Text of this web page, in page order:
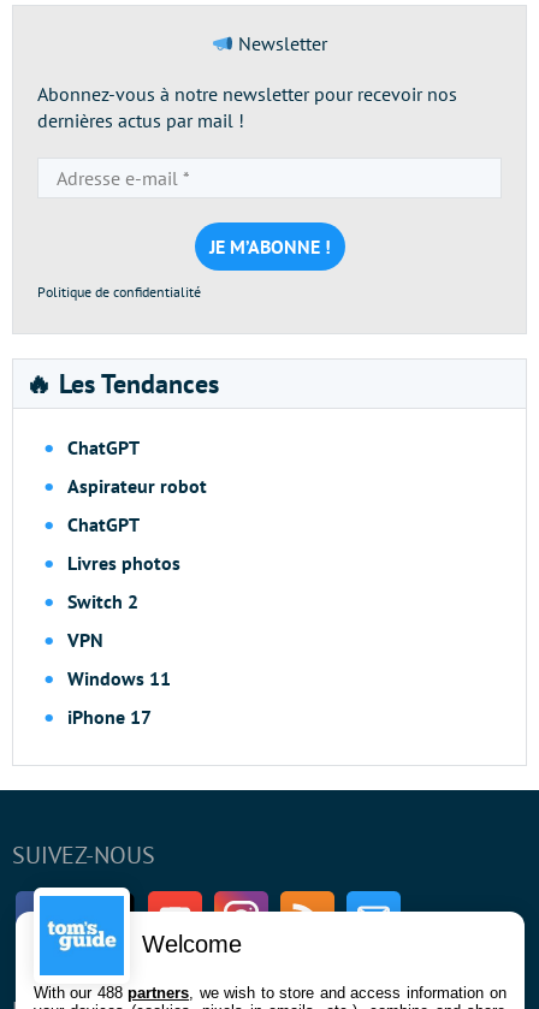
Newsletter
Abonnez-vous à notre newsletter pour recevoir nos
dernières actus par mail !
e-
mail
*
Politique de confidentialité
🔥 Les Tendances
ChatGPT
Aspirateur robot
ChatGPT
Livres photos
Switch 2
VPN
Windows 11
iPhone 17
SUIVEZ-NOUS
FacebookTwitter Youtube InstagramRSS Newsletter
Welcome
With our 488partners , we wish to store and access information on